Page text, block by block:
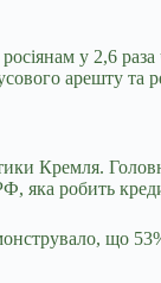
у 2,6 раза
арешту та
Кремля.
яка робить
що